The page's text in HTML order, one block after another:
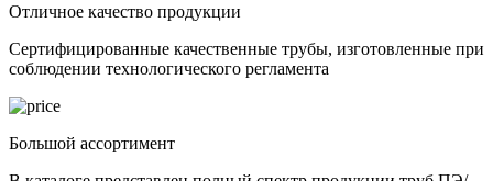
Отличное качество продукции
Сертифицированные качественные трубы, изготовленные при
соблюдении технологического регламента
Большой ассортимент